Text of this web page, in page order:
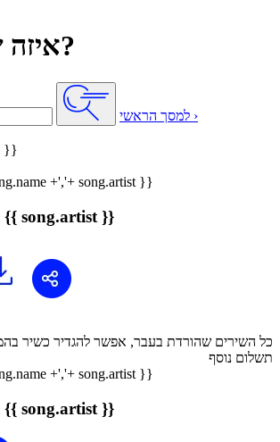
איזה שיר בא לך?
למסך הראשי ›
}}
{{ song.artist }}
כל השירים שהורדת בעבר, אפשר להגדיר כשיר
תשלום נוסף
{{ song.artist }}